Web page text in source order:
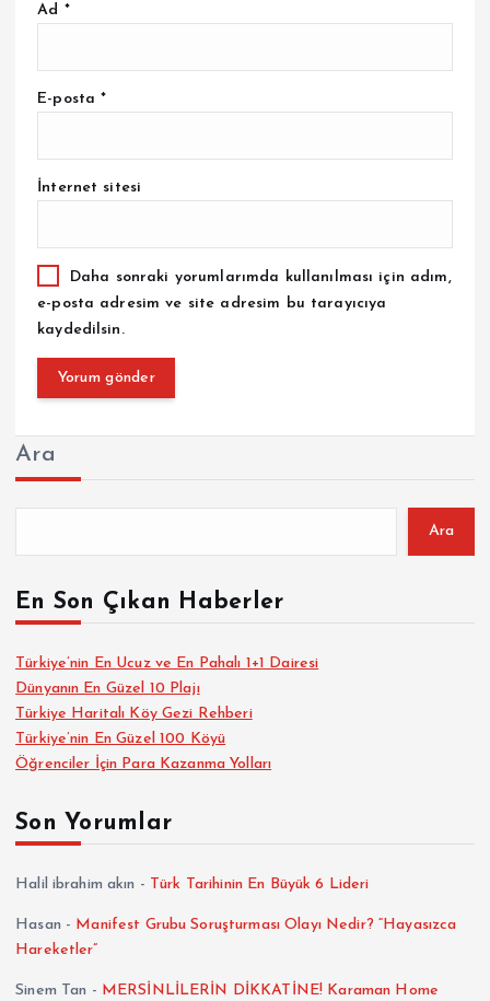
Ad *
E-posta*
İnternet sitesi
Daha sonraki yorumlarımda kullanılması için adım,
e-posta adresim ve site adresim bu tarayıcıya
kaydedilsin.
Ara
Ara
En Son Çıkan Haberler
Türkiye’nin En Ucuz ve En Pahalı 1+1 Dairesi
Dünyanın En Güzel 10 Plajı
Türkiye Haritalı Köy Gezi Rehberi
Türkiye’nin En Güzel 100 Köyü
Öğrenciler İçin Para Kazanma Yolları
Son Yorumlar
Halil ibrahim akın - Türk Tarihinin En Büyük 6 Lideri
Hasan - Manifest Grubu Soruşturması Olayı Nedir? “Hayasızca
Hareketler”
Sinem Tan - MERSİNLİLERİN DİKKATİNE! Karaman Home